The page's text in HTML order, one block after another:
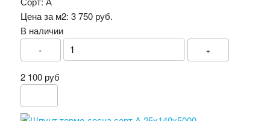
Цена за м2: 3 750 руб.
В наличии
- +
2 100 руб